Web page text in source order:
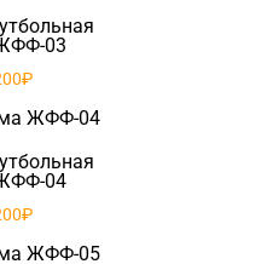
03
04